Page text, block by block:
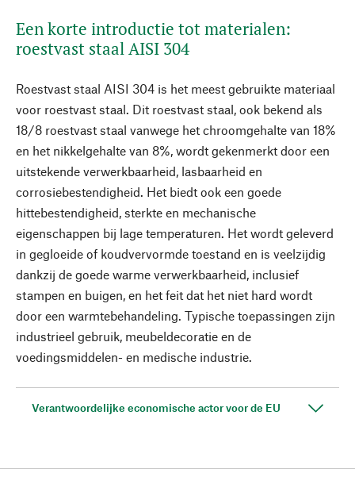
Een korte introductie tot materialen:
roestvast staal AISI 304
Roestvast staal AISI 304 is het meest gebruikte materiaal
voor roestvast staal. Dit roestvast staal, ook bekend als
18/8 roestvast staal vanwege het chroomgehalte van 18%
en het nikkelgehalte van 8%, wordt gekenmerkt door een
uitstekende verwerkbaarheid, lasbaarheid en
corrosiebestendigheid. Het biedt ook een goede
hittebestendigheid, sterkte en mechanische
eigenschappen bij lage temperaturen. Het wordt geleverd
in gegloeide of koudvervormde toestand en is veelzijdig
dankzij de goede warme verwerkbaarheid, inclusief
stampen en buigen, en het feit dat het niet hard wordt
door een warmtebehandeling. Typische toepassingen zijn
industrieel gebruik, meubeldecoratie en de
voedingsmiddelen- en medische industrie.
Verantwoordelijke economische actor voor de EU